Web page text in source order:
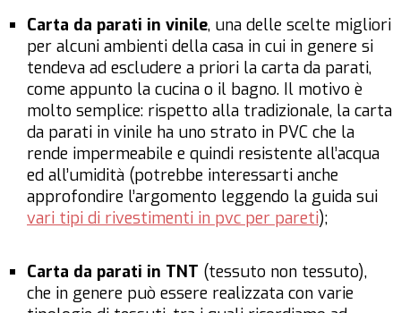
Carta da parati in vinile, una delle scelte migliori
per alcuni ambienti della casa in cui in genere si
tendeva ad escludere a priori la carta da parati,
come appunto la cucina o il bagno. Il motivo è
molto semplice: rispetto alla tradizionale, la carta
da parati in vinile ha uno strato in PVC che la
rende impermeabile e quindi resistente all’acqua
ed all’umidità (potrebbe interessarti anche
approfondire l’argomento leggendo la guida sui
vari tipi di rivestimenti in pvc per pareti);
Carta da parati in TNT (tessuto non tessuto),
che in genere può essere realizzata con varie